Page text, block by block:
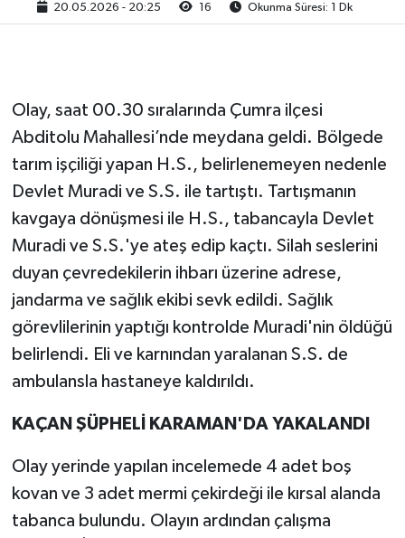
20.05.2026 - 20:25 16 Okunma Süresi: 1 Dk
Olay, saat 00.30 sıralarında Çumra ilçesi
Abditolu Mahallesi’nde meydana geldi. Bölgede
tarım işçiliği yapan H.S., belirlenemeyen nedenle
Devlet Muradi ve S.S. ile tartıştı. Tartışmanın
kavgaya dönüşmesi ile H.S., tabancayla Devlet
Muradi ve S.S.'ye ateş edip kaçtı. Silah seslerini
duyan çevredekilerin ihbarı üzerine adrese,
jandarma ve sağlık ekibi sevk edildi. Sağlık
görevlilerinin yaptığı kontrolde Muradi'nin öldüğü
belirlendi. Eli ve karnından yaralanan S.S. de
ambulansla hastaneye kaldırıldı.
KAÇAN ŞÜPHELİ KARAMAN'DA YAKALANDI
Olay yerinde yapılan incelemede 4 adet boş
kovan ve 3 adet mermi çekirdeği ile kırsal alanda
tabanca bulundu. Olayın ardından çalışma